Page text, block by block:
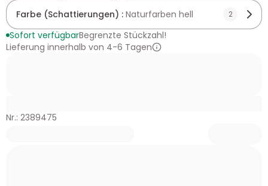
Farbe (Schattierungen) : Naturfarben hell 2
Sofort verfügbarBegrenzte Stückzahl!
Lieferung innerhalb von 4-6 Tagen
Nr.: 2389475